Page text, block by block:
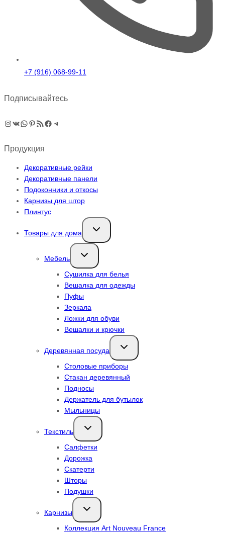
+7 (916) 068-99-11
Подписывайтесь
Instagram
ВКонтакте
WhatsApp
Pinterest
RSS-рассылка
Facebook
Telegram
Продукция
Декоративные рейки
Декоративные панели
Подоконники и откосы
Карнизы для штор
Плинтус
Товары для дома
Переключить
дочернее
Мебель
Переключить
дочернее
Сушилка для белья
Вешалка для одежды
Пуфы
Зеркала
Ложки для обуви
Вешалки и крючки
Деревянная посуда
Переключить
дочернее
Столовые приборы
Стакан деревянный
Подносы
Держатель для бутылок
Мыльницы
Текстиль
Переключить
дочернее
Салфетки
Дорожка
Скатерти
Шторы
Подушки
Карнизы
Переключить
дочернее
Коллекция Art Nouveau France